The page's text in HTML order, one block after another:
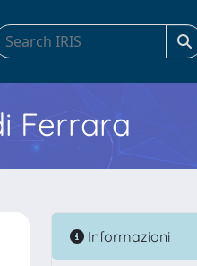
Ferrara
Informazioni